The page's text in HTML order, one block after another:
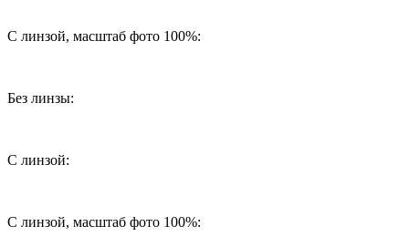
С линзой, масштаб фото 100%:
Без линзы:
С линзой:
С линзой, масштаб фото 100%: